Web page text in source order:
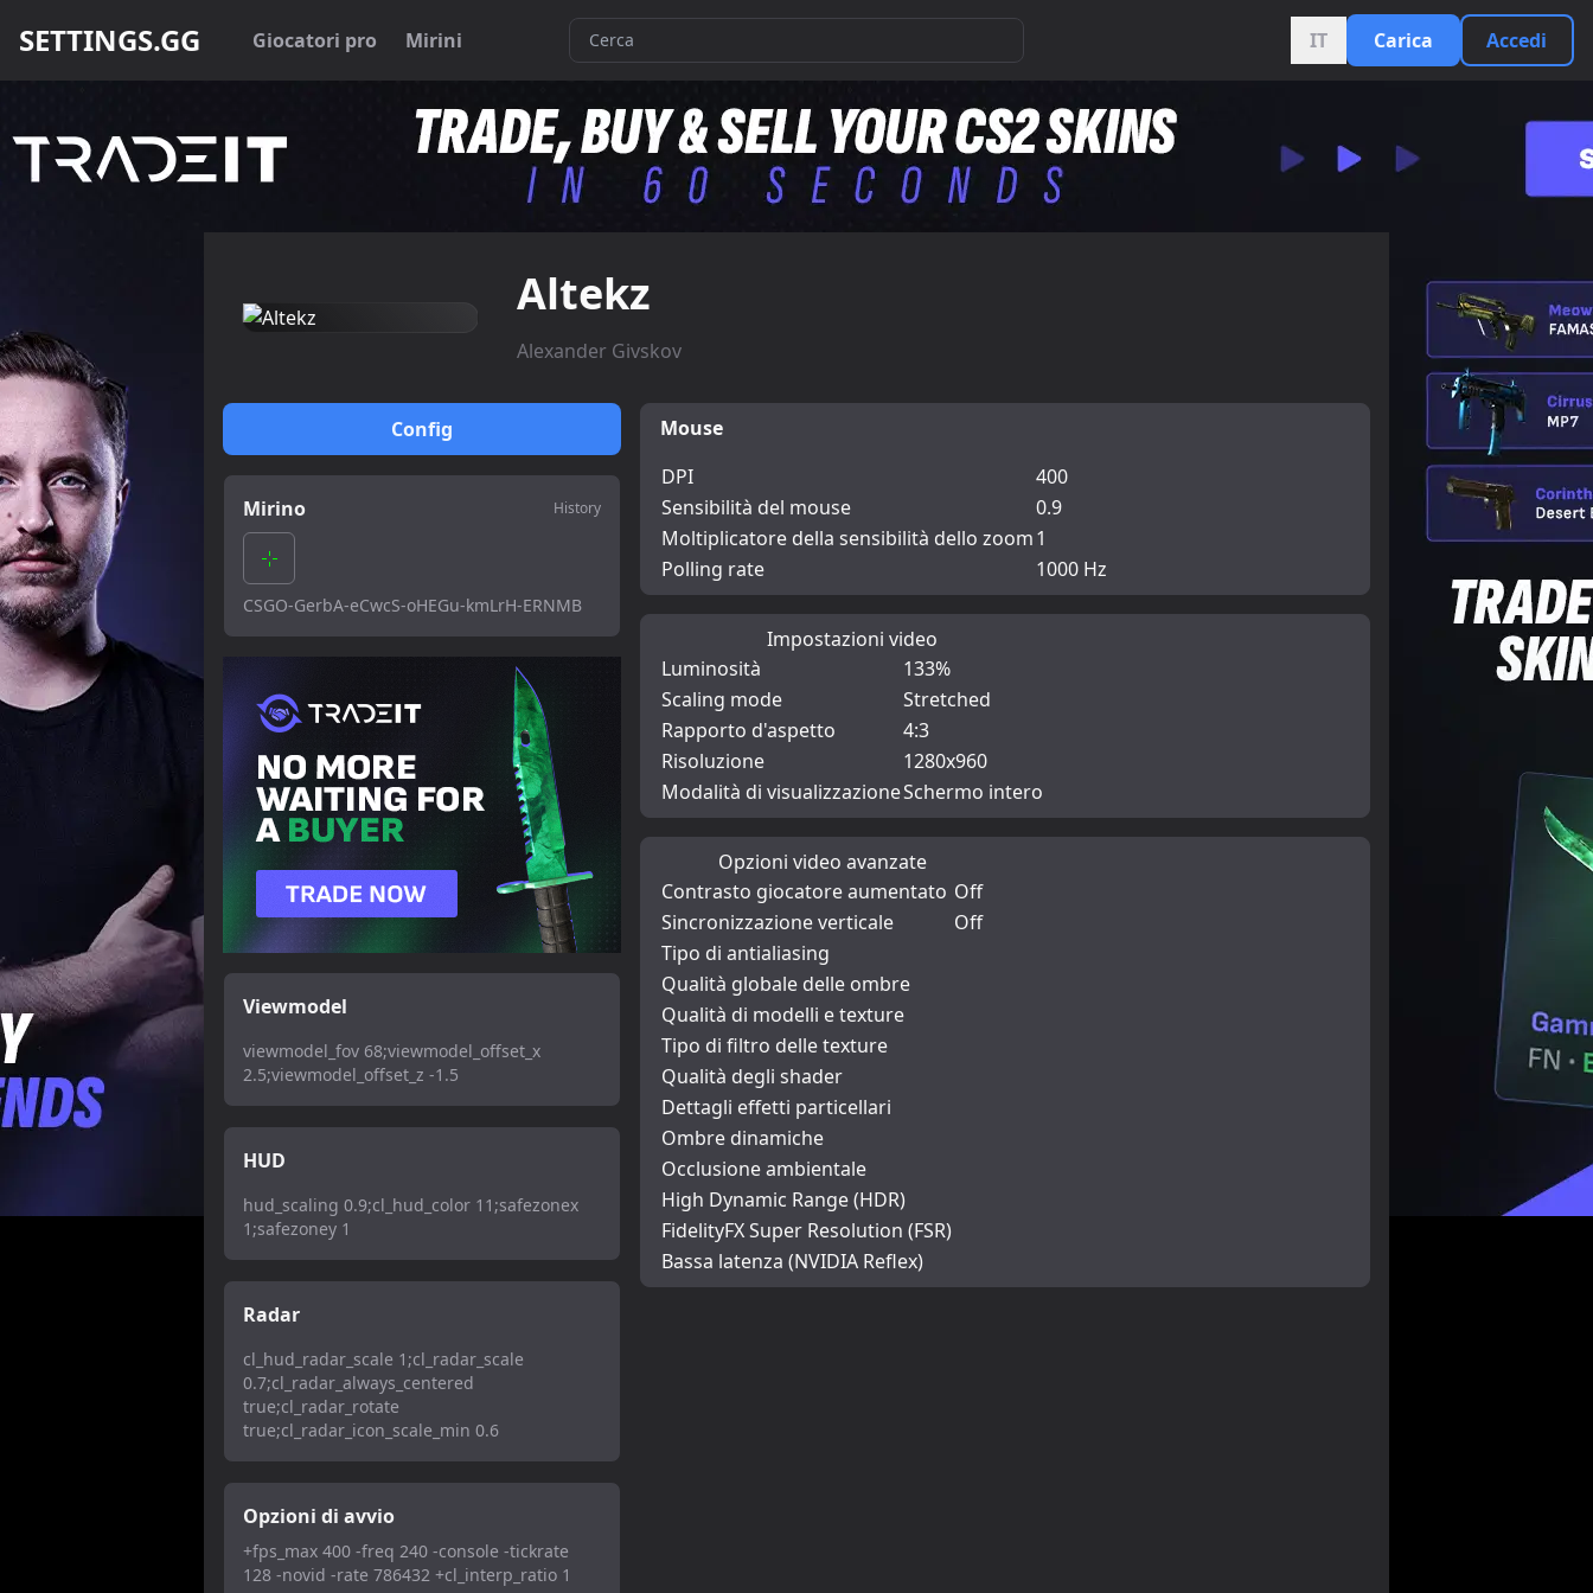
SETTINGS.GG Giocatori pro Mirini IT Carica Accedi
Altekz
Alexander Givskov
Config
Mirino History
CSGO-GerbA-eCwcS-oHEGu-kmLrH-ERNMB
Viewmodel
viewmodel_fov 68;viewmodel_offset_x
2.5;viewmodel_offset_z -1.5
HUD
hud_scaling 0.9;cl_hud_color 11;safezonex
1;safezoney 1
Radar
cl_hud_radar_scale 1;cl_radar_scale
0.7;cl_radar_always_centered
true;cl_radar_rotate
true;cl_radar_icon_scale_min 0.6
Opzioni di avvio
+fps_max 400 -freq 240 -console -tickrate
128 -novid -rate 786432 +cl_interp_ratio 1
Mouse
DPI
400
Sensibilità del mouse
0.9
Moltiplicatore della sensibilità dello zoom1
Polling rate
1000 Hz
Impostazioni video
Luminosità
133%
Scaling mode
Stretched
Rapporto d'aspetto
4:3
Risoluzione
1280x960
Modalità di visualizzazioneSchermo intero
Opzioni video avanzate
Contrasto giocatore aumentato Off
Sincronizzazione verticale
Off
Tipo di antialiasing
Qualità globale delle ombre
Qualità di modelli e texture
Tipo di filtro delle texture
Qualità degli shader
Dettagli effetti particellari
Ombre dinamiche
Occlusione ambientale
High Dynamic Range (HDR)
FidelityFX Super Resolution (FSR)
Bassa latenza (NVIDIA Reflex)